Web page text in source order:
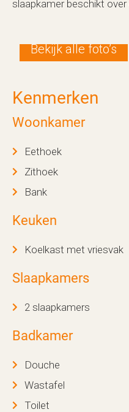
slaapkamer beschikt over
Bekijk alle foto’s
Kenmerken
Woonkamer
Eethoek
Zithoek
Bank
Keuken
Koelkast met vriesvak
Slaapkamers
2 slaapkamers
Badkamer
Douche
Wastafel
Toilet